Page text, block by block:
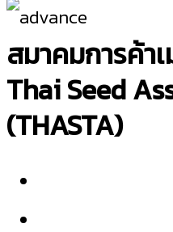
สมาคมการค้า
Thai Seed
(THASTA)